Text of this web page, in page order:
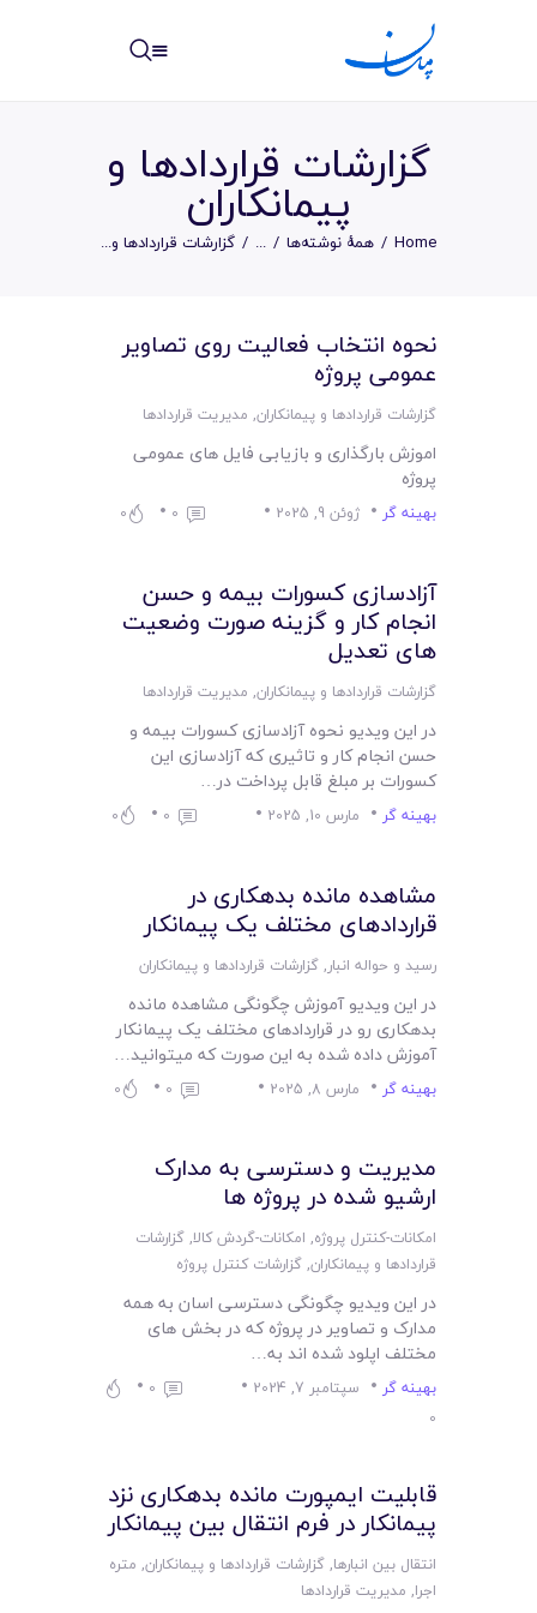
گزارشات قراردادها و
پیمانکاران
Home همهٔ نوشته‌ها ... گزارشات قراردادها و...
امکانات
نحوه انتخاب فعالیت روی تصاویر
عمومی پروژه
گزارشات قراردادها و پیمانکاران, مدیریت قراردادها
اموزش بارگذاری و بازیابی فایل های عمومی
پروژه
بهینه گر ژوئن 9, 2025 0
0
آزادسازی کسورات بیمه و حسن
انجام کار و گزینه صورت وضعیت
های تعدیل
گزارشات قراردادها و پیمانکاران, مدیریت قراردادها
در این ویدیو نحوه آزادسازی کسورات بیمه و
حسن انجام کار و تاثیری که آزادسازی این
کسورات بر مبلغ قابل پرداخت در…
بهینه گر مارس 10, 2025 0
0
مشاهده مانده بدهکاری در
قراردادهای مختلف یک پیمانکار
رسید و حواله انبار,گزارشات قراردادها و پیمانکاران
در این ویدیو آموزش چگونگی مشاهده مانده
بدهکاری رو در قراردادهای مختلف یک پیمانکار
آموزش داده شده به این صورت که میتوانید…
بهینه گر مارس 8, 2025 0
0
مدیریت و دسترسی به مدارک
ارشیو شده در پروژه ها
امکانات-کنترل پروژه, امکانات-گردش کالا,گزارشات
قراردادها و پیمانکاران,گزارشات کنترل پروژه
در این ویدیو چگونگی دسترسی اسان به همه
مدارک و تصاویر در پروژه که در بخش های
مختلف اپلود شده اند به…
بهینه گر سپتامبر 7, 2024
0
0
قابلیت ایمپورت مانده بدهکاری نزد
پیمانکار در فرم انتقال بین پیمانکار
انتقال بین انبارها,گزارشات قراردادها و پیمانکاران, متره
اجرا, مدیریت قراردادها